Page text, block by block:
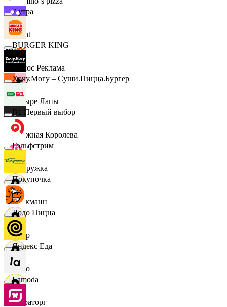
Urent
Эдмос Реклама
Четыре Лапы
Снежная Королева
Подружка
Стокманн
Cпар
demo
Мираторг
7 утра
BURGER KING
Хочу.Могу – Суши.Пицца.Бургер
B1 Первый выбор
Гольфстрим
Покупочка
Додо Пицца
Яндекс Еда
Lamoda